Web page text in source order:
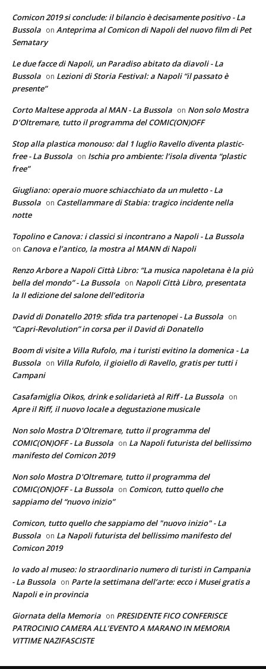
Comicon 2019 si conclude: il bilancio è decisamente positivo - La
Bussola on Anteprima al Comicon di Napoli del nuovo film di Pet
Sematary
Le due facce di Napoli, un Paradiso abitato da diavoli - La
Bussola on Lezioni di Storia Festival: a Napoli “il passato è
presente”
Corto Maltese approda al MAN - La Bussola on Non solo Mostra
D’Oltremare, tutto il programma del COMIC(ON)OFF
Stop alla plastica monouso: dal 1 luglio Ravello diventa plastic-
free - La Bussola on Ischia pro ambiente: l’isola diventa “plastic
free”
Giugliano: operaio muore schiacchiato da un muletto - La
Bussola on Castellammare di Stabia: tragico incidente nella
notte
Topolino e Canova: i classici si incontrano a Napoli - La Bussola
on Canova e l’antico, la mostra al MANN di Napoli
Renzo Arbore a Napoli Città Libro: “La musica napoletana è la più
bella del mondo” - La Bussola on Napoli Città Libro, presentata
la II edizione del salone dell’editoria
David di Donatello 2019: sfida tra partenopei - La Bussola on
“Capri-Revolution” in corsa per il David di Donatello
Boom di visite a Villa Rufolo, ma i turisti evitino la domenica - La
Bussola on Villa Rufolo, il gioiello di Ravello, gratis per tutti i
Campani
Casafamiglia Oikos, drink e solidarietà al Riff - La Bussola on
Apre il Riff, il nuovo locale a degustazione musicale
Non solo Mostra D'Oltremare, tutto il programma del
COMIC(ON)OFF - La Bussola on La Napoli futurista del bellissimo
manifesto del Comicon 2019
Non solo Mostra D'Oltremare, tutto il programma del
COMIC(ON)OFF - La Bussola on Comicon, tutto quello che
sappiamo del “nuovo inizio”
Comicon, tutto quello che sappiamo del "nuovo inizio" - La
Bussola on La Napoli futurista del bellissimo manifesto del
Comicon 2019
Io vado al museo: lo straordinario numero di turisti in Campania
- La Bussola on Parte la settimana dell’arte: ecco i Musei gratis a
Napoli e in provincia
Giornata della Memoria on PRESIDENTE FICO CONFERISCE
PATROCINIO CAMERA ALL’EVENTO A MARANO IN MEMORIA
VITTIME NAZIFASCISTE